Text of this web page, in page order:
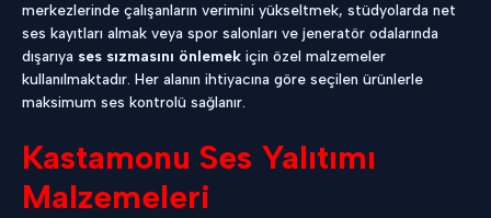
merkezlerinde çalışanların verimini yükseltmek, stüdyolarda net
ses kayıtları almak veya spor salonları ve jeneratör odalarında
dışarıya ses sızmasını önlemek için özel malzemeler
kullanılmaktadır. Her alanın ihtiyacına göre seçilen ürünlerle
maksimum ses kontrolü sağlanır.
Kastamonu Ses Yalıtımı
Malzemeleri